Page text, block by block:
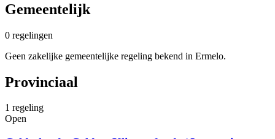
Gemeentelijk
0 regelingen
Geen zakelijke gemeentelijke regeling bekend in Ermelo.
Provinciaal
1 regeling
Open